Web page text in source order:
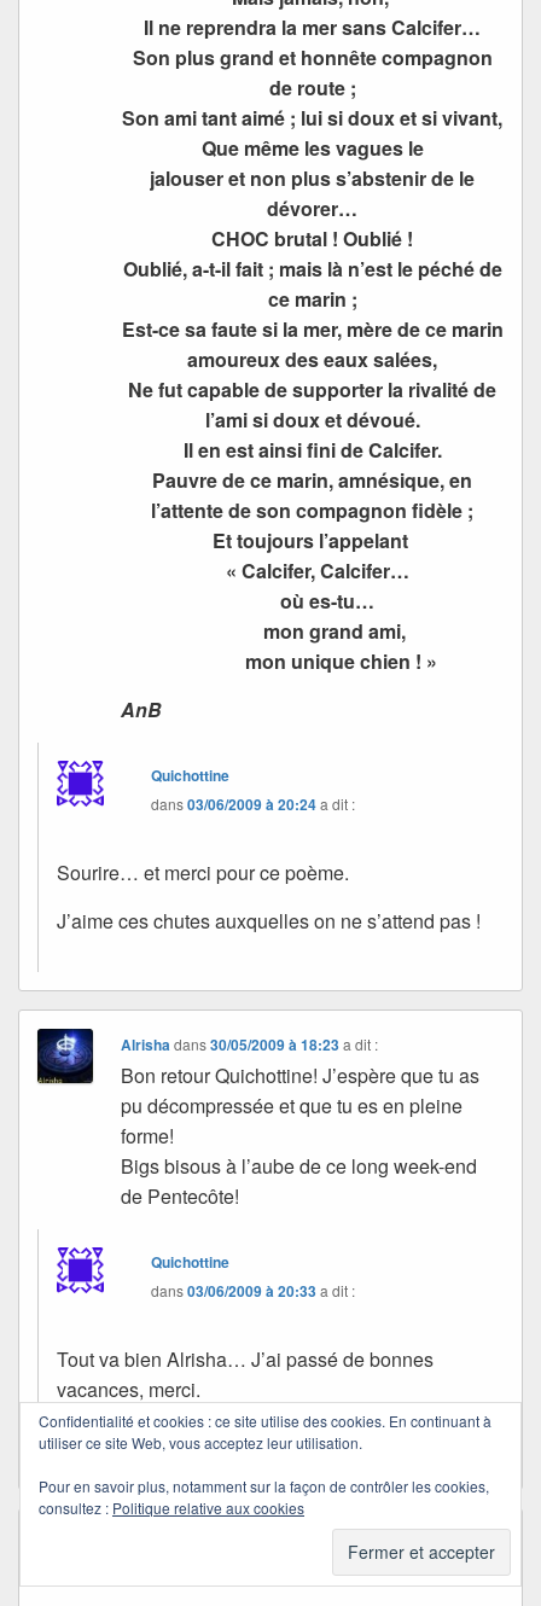
Il ne reprendra la mer sans Calcifer…
Son plus grand et honnête compagnon
de route ;
Son ami tant aimé ; lui si doux et si vivant,
Que même les vagues le
jalouser et non plus s’abstenir de le
dévorer…
CHOC brutal ! Oublié !
Oublié, a-t-il fait ; mais là n’est le péché de
ce marin ;
Est-ce sa faute si la mer, mère de ce marin
amoureux des eaux salées,
Ne fut capable de supporter la rivalité de
l’ami si doux et dévoué.
Il en est ainsi fini de Calcifer.
Pauvre de ce marin, amnésique, en
l’attente de son compagnon fidèle ;
Et toujours l’appelant
« Calcifer, Calcifer…
où es-tu…
mon grand ami,
mon unique chien ! »
AnB
Quichottine
dans03/06/2009 à 20:24a dit :
Sourire… et merci pour ce poème.
J’aime ces chutes auxquelles on ne s’attend pas !
Alrisha dans30/05/2009 à 18:23 a dit :
Bon retour Quichottine! J’espère que tu as
pu décompressée et que tu es en pleine
forme!
Bigs bisous à l’aube de ce long week-end
de Pentecôte!
Quichottine
dans03/06/2009 à 20:33a dit :
Tout va bien Alrisha… J’ai passé de bonnes
vacances, merci.
Gros bisous à toi aussi !
a dit :
Confidentialité et cookies : ce site utilise des cookies. En continuant à
utiliser ce site Web, vous acceptez leur utilisation.
Pour en savoir plus, notamment sur la façon de contrôler les cookies,
consultez : Politique relative aux cookies